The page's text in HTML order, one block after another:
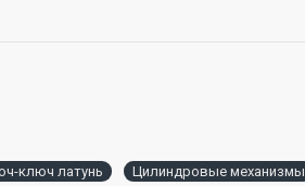
ключ латунь Цилиндровые механизмы